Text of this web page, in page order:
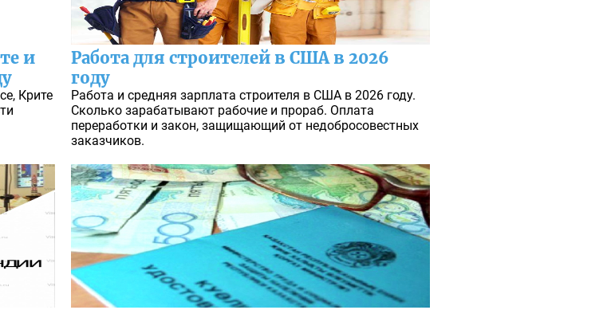
и
Крите
Работа для строителей в США в 2026
году
Работа и средняя зарплата строителя в США в 2026 году.
Сколько зарабатывают рабочие и прораб. Оплата
переработки и закон, защищающий от недобросовестных
заказчиков.